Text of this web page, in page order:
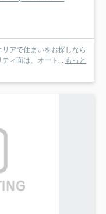
アで住まいをお探しなら
ティ面は、オート... もっと